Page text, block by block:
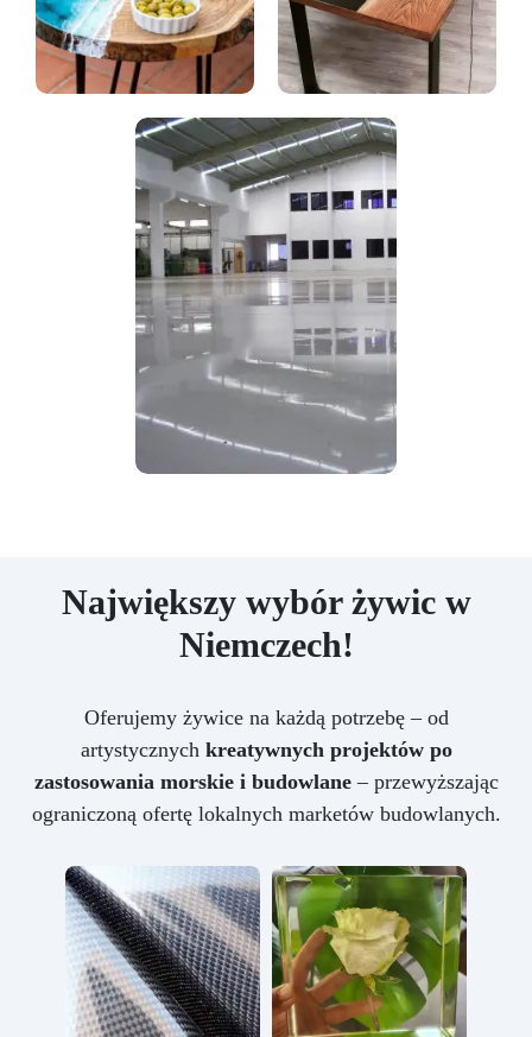
Największy wybór żywic w
Niemczech!
Oferujemy żywice na każdą potrzebę – od
artystycznych kreatywnych projektów po
zastosowania morskie i budowlane– przewyższając
ograniczoną ofertę lokalnych marketów budowlanych.